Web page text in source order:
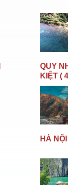
QUY
KIỆT (
HÀ